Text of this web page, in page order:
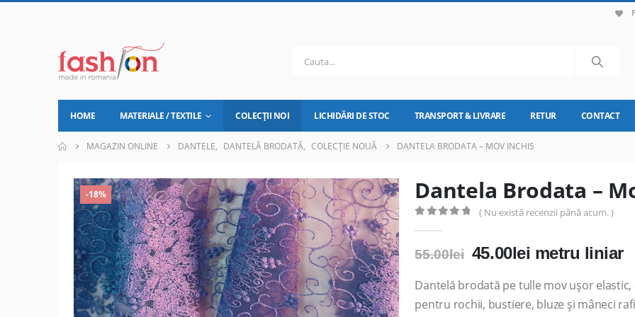
HOME MATERIALE / TEXTILE COLECȚII NOI LICHIDĂRI DE STOC TRANSPORT & LIVRARE RETUR CONTACT
MAGAZIN ONLINE DANTELE, DANTELĂ BRODATĂ, COLECȚIE NOUĂ DANTELA BRODATA – MOV INCHIS
-18% Dantela Brodata –
( Nu există recenzii până acum. )
55.00lei Prețul
a
fost:
45.00lei Prețul
este:
45.00lei.
metru liniar
Dantelă brodată pe tulle mov ușor
pentru rochii, bustiere, bluze și mâneci